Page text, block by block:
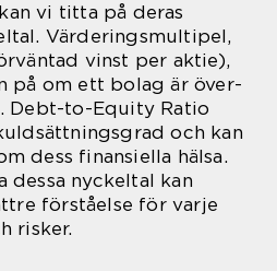
vi titta på deras
Värderingsmultipel,
vinst per aktie),
på om ett bolag är över-
Debt-to-Equity Ratio
och kan
dess finansiella hälsa.
dessa nyckeltal kan
förståelse för varje
risker.